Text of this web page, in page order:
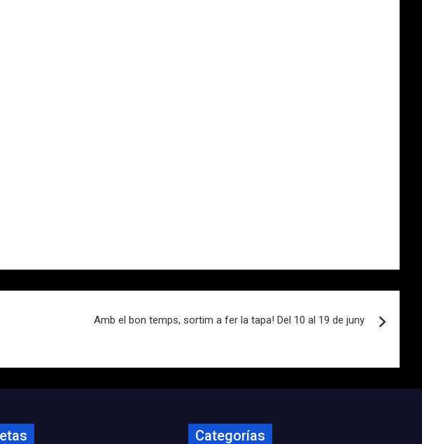
Amb el bon temps, sortim a fer la tapa! Del 10 al 19 de juny
Categorías